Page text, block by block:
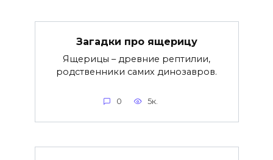
Загадки про ящерицу
Ящерицы – древние рептилии,
родственники самих динозавров.
0 5к.